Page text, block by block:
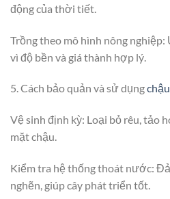
động của thời tiết.
Trồng theo mô hình nông
vì độ bền và giá thành hợp lý.
5. Cách bảo quản và sử dụng
Vệ sinh định kỳ: Loại bỏ rêu, tảo
mặt chậu.
Kiểm tra hệ thống thoát nước:
nghẽn, giúp cây phát triển tốt.